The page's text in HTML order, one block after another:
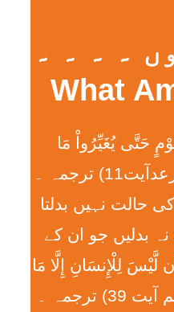
۔ ۔ ۔ ۔
حَتَّی يُغَيِّرُواْ مَا
بِأَنْفُسِہِمْ (سورت13الرعدآیت11) ترجمہ ۔
حالت نہیں بدلتا
بدلیں جو ان کے
لِلْإِنسَانِ إِلَّا مَا
سَعَی (سورت 53 النّجم آیت 39) ترجمہ ۔